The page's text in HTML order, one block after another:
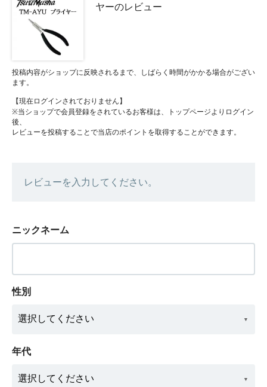
ヤーのレビュー
投稿内容がショップに反映されるまで、しばらく時間がかかる場合がござい
ます。
【現在ログインされておりません】
※当ショップで会員登録をされているお客様は、トップページよりログイン
後、
レビューを投稿することで当店のポイントを取得することができます。
レビューを入力してください。
ニックネーム
性別
年代